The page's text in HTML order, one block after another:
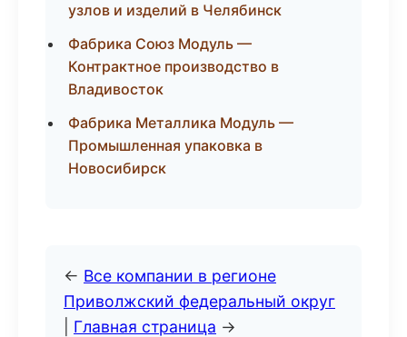
узлов и изделий в Челябинск
Фабрика Союз Модуль —
Контрактное производство в
Владивосток
Фабрика Металлика Модуль —
Промышленная упаковка в
Новосибирск
← Все компании в регионе
Приволжский федеральный округ
Главная страница →